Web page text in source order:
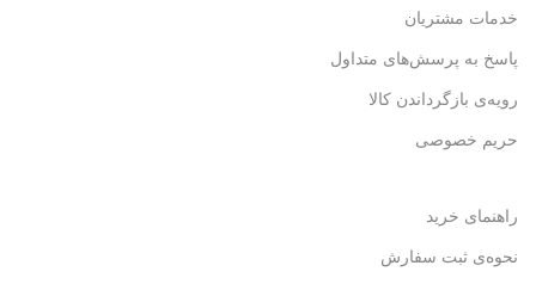
خدمات مشتریان
پاسخ به پرسش‌های متداول
رویه‌ی بازگرداندن کالا
حریم خصوصی
راهنمای خرید
نحوه‌ی ثبت سفارش